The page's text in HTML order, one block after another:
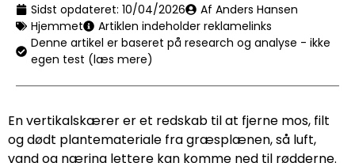
Sidst opdateret: 10/04/2026
Af Anders Hansen
Hjemmet
Artiklen indeholder reklamelinks
Denne artikel er baseret på research og analyse - ikke
egen test (læs mere)
En vertikalskærer er et redskab til at fjerne mos, filt
og dødt plantemateriale fra græsplænen, så luft,
vand og næring lettere kan komme ned til rødderne.